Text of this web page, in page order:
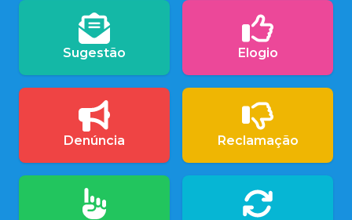
Sugestão Elogio
Denúncia Reclamação